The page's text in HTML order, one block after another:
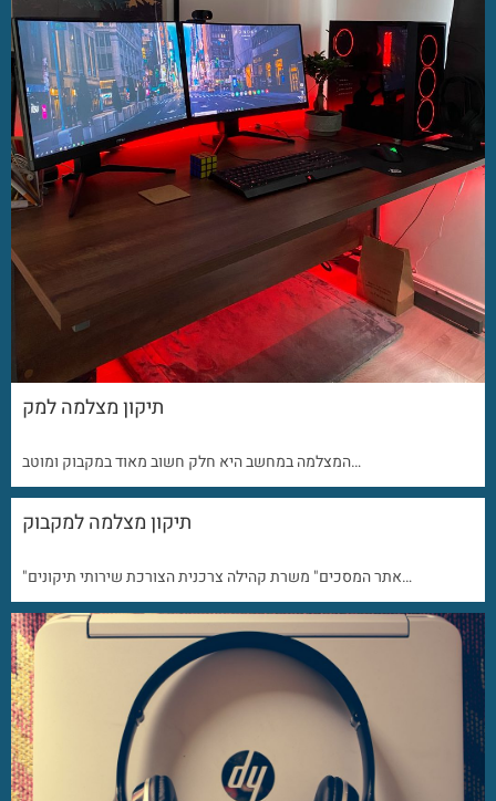
תיקון מצלמה למק
המצלמה במחשב היא חלק חשוב מאוד במקבוק ומוטב…
תיקון מצלמה למקבוק
"אתר המסכים" משרת קהילה צרכנית הצורכת שירותי תיקונים…